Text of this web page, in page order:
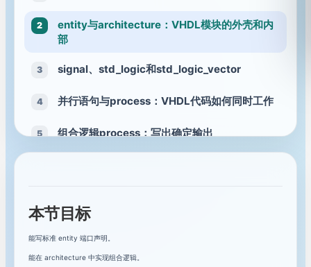
2
entity与architecture：VHDL模块的外壳和内
部
3 signal、std_logic和std_logic_vector
4 并行语句与process：VHDL代码如何同时工作
5 组合逻辑process：写出确定输出
9 VHDL状态机入门：用枚举类型描述流程
本节目标
能写标准 entity 端口声明。
能在 architecture 中实现组合逻辑。